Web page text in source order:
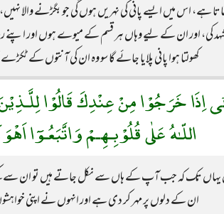
اس میں ایسے پانی کی نہریں ہوں گی جو بگڑنے والا
اور ان کے لیے وہاں ہر قسم کے میوے ہوں اور اپنے
کھولتا ہوا پانی پلایا جائے گا سو وہ ان کی آنتوں کے
خَرَجُوْا مِنْ عِنْدِكَ قَالُوْا لِلَّـذِيْنَ
اللّـٰهُ عَلٰى قُلُوْبِـهِـمْ وَاتَّبَعُـوٓا
تک کہ جب آپ کے ہاں سے نکل جاتے ہیں تو ان سے کہتے
ان کے دلوں پر مہر کر دی ہے اور انہوں نے اپنی